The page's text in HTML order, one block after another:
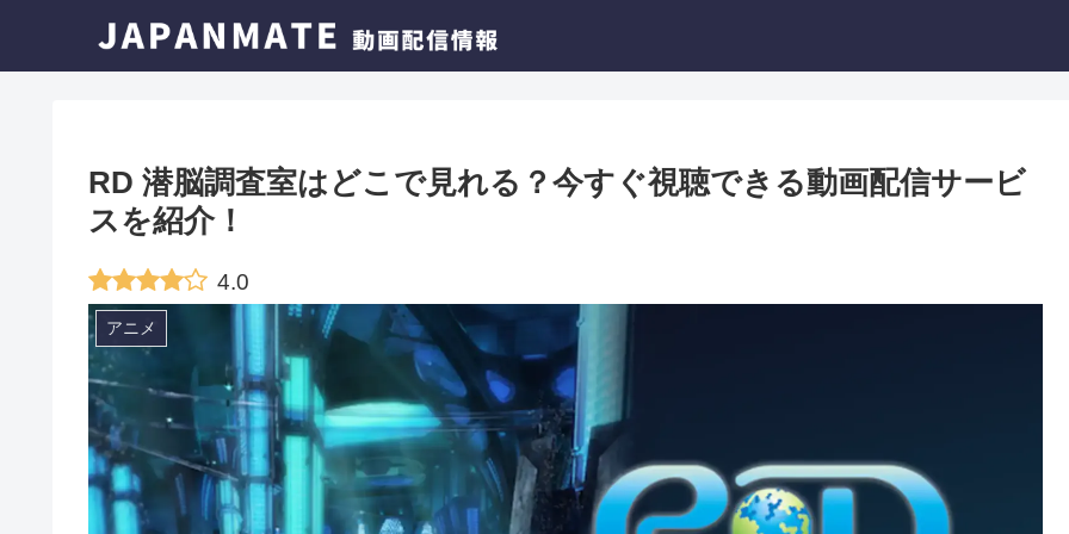
RD 潜脳調査室はどこで見れる？今すぐ視聴できる動画配信サービ
スを紹介！
4.0
アニメ